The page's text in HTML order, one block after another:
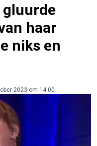
gluurde
haar
niks en
2023 om 14:00